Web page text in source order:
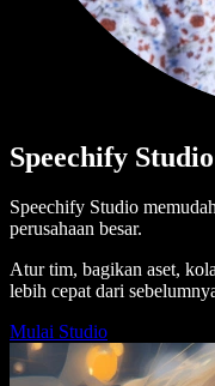
Speechify
Speechify Studio
perusahaan besar.
Atur tim, bagikan aset,
lebih cepat dari
Mulai Studio